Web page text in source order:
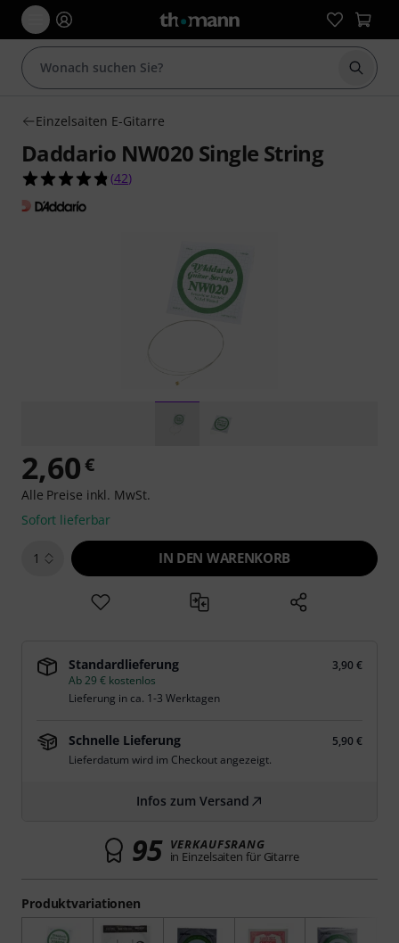
Suche
Einzelsaiten E-Gitarre
Daddario NW020 Single String
4.8 von 5 Sternen aus 42 Kundenbewertungen
(42)
Produktvariationen
2,60€
Alle Preise inkl. MwSt.
Sofort lieferbar
1 IN DEN WARENKORB
Standardlieferung
3,90 €
Ab 29 € kostenlos
Lieferung in ca. 1-3 Werktagen
Schnelle Lieferung
5,90 €
Lieferdatum wird im Checkout angezeigt.
Infos zum Versand
95 VERKAUFSRANG
in Einzelsaiten für Gitarre